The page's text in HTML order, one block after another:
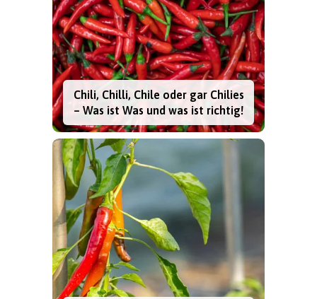
Chili, Chilli, Chile oder gar Chilies
– Was ist Was und was ist richtig!